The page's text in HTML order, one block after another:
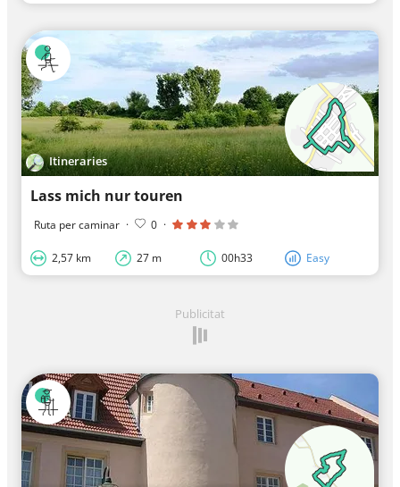
Itineraries
Lass mich nur touren
Ruta per caminar · 0 ·
2,57 km 27 m 00h33 Easy
Publicitat